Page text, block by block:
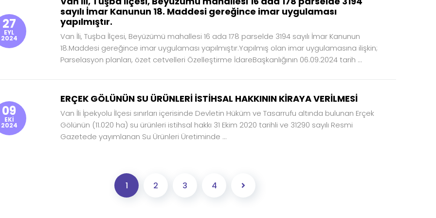
27
EYL
2024
sayılı İmar Kanunun 18. Maddesi gereğince imar uygulaması
yapılmıştır.
Van İli, Tuşba İlçesi, Beyüzümü mahallesi 16 ada 178 parselde 3194 sayılı İmar Kanunun
18.Maddesi gereğince imar uygulaması yapılmıştır.Yapılmış olan imar uygulamasına ilişkin;
Parselasyon planları, özet cetvelleri Özelleştirme İdareBaşkanlığının 06.09.2024 tarih ...
09
EKİ
2024
ERÇEK GÖLÜNÜN SU ÜRÜNLERİ İSTİHSAL HAKKININ KİRAYA VERİLMESİ
Van İli İpekyolu İlçesi sınırları içerisinde Devletin Hüküm ve Tasarrufu altında bulunan Erçek
Gölünün (11.020 ha) su ürünleri istihsal hakkı 31 Ekim 2020 tarihli ve 31290 sayılı Resmi
Gazetede yayımlanan Su Ürünleri Üretiminde ...
1 2 3 4